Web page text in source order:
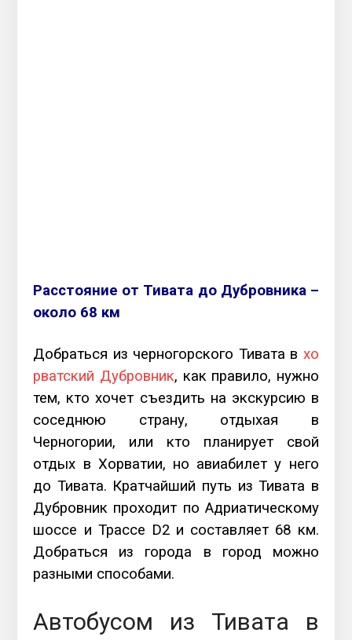
Расстояние от Тивата до Дубровника –
около 68 км
Добраться из черногорского Тивата в хо
рватский Дубровник, как правило, нужно
тем, кто хочет съездить на экскурсию в
соседнюю страну, отдыхая в
Черногории, или кто планирует свой
отдых в Хорватии, но авиабилет у него
до Тивата. Кратчайший путь из Тивата в
Дубровник проходит по Адриатическому
шоссе и Трассе D2 и составляет 68 км.
Добраться из города в город можно
разными способами.
Автобусом из Тивата в